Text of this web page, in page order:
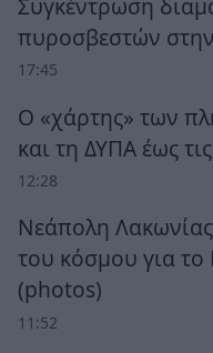
πυροσβεστών
17:45
Ο «χάρτης» των
και τη ΔΥΠΑ έως
12:28
Νεάπολη
του κόσμου για
(photos)
11:52